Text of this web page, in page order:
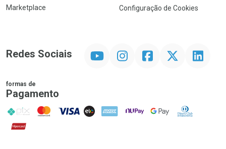
Marketplace
Configuração de Cookies
Redes Sociais InstagramFacebookTwitter Linkedin
formas de
Pagamento
PIX MasterCard
VISA ELO AMEX NuPay Google PayDiners Club
Hipercard